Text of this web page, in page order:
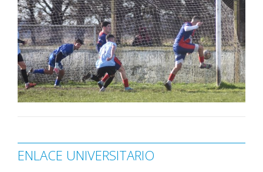
ENLACE UNIVERSITARIO